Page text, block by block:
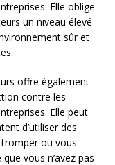
Elle oblige
un niveau élevé
sûr et
offre également
contre les
Elle peut
d’utiliser des
ou vous
vous n’avez pas